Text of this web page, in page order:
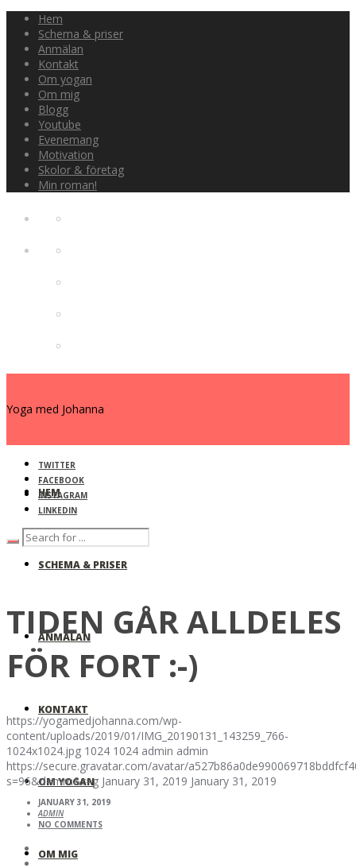
Hem
Schema & priser
Anmälan
Kontakt
Om yogan
Om mig
Blogg
Youtube
Evenemang
Motivation
Skolor & företag
Min roman!
Yoga med Johanna
HEM
SCHEMA & PRISER
ANMÄLAN
KONTAKT
OM YOGAN
OM MIG
TWITTER
FACEBOOK
INSTAGRAM
LINKEDIN
TIDEN GÅR ALLDELES
FÖR FORT :-)
https://yogamedjohanna.com/wp-
content/uploads/2019/01/IMG_20190131_143259_766-
1024x1024.jpg 1024 1024 admin admin
https://secure.gravatar.com/avatar/
s=96&d=mm&r=g January 31, 2019 January 31, 2019
JANUARY 31, 2019
ADMIN
NO COMMENTS